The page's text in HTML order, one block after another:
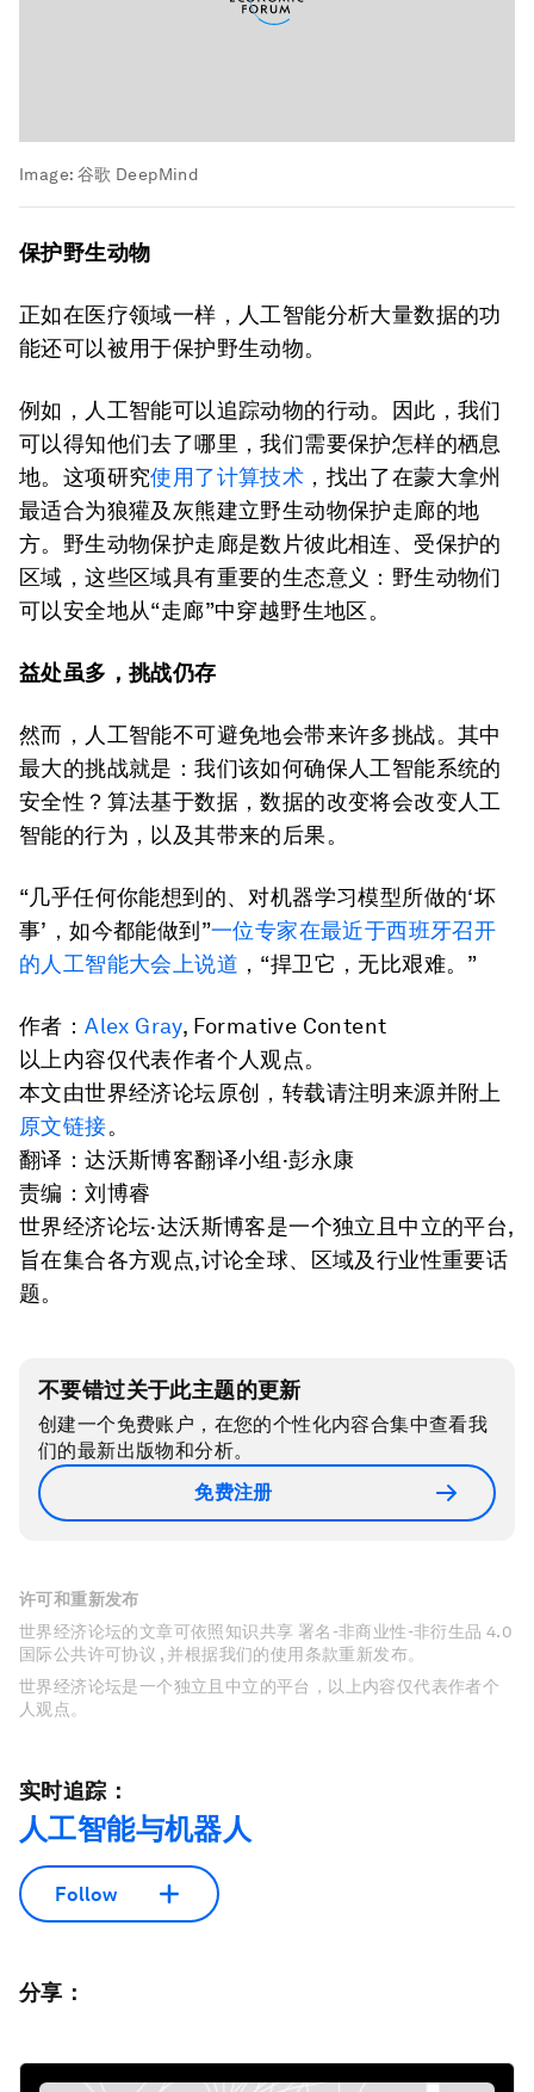
Image: 谷歌 DeepMind
保护野生动物
正如在医疗领域一样，人工智能分析大量数据的功
能还可以被用于保护野生动物。
例如，人工智能可以追踪动物的行动。因此，我们
可以得知他们去了哪里，我们需要保护怎样的栖息
地。这项研究使用了计算技术 ，找出了在蒙大拿州
最适合为狼獾及灰熊建立野生动物保护走廊的地
方。野生动物保护走廊是数片彼此相连、受保护的
区域，这些区域具有重要的生态意义：野生动物们
可以安全地从“走廊”中穿越野生地区。
益处虽多，挑战仍存
然而，人工智能不可避免地会带来许多挑战。其中
最大的挑战就是：我们该如何确保人工智能系统的
安全性？算法基于数据，数据的改变将会改变人工
智能的行为，以及其带来的后果。
“几乎任何你能想到的、对机器学习模型所做的‘坏
事’，如今都能做到”一位专家在最近于西班牙召开
的人工智能大会上说道 ，“捍卫它，无比艰难。”
作者：Alex Gray, Formative Content
以上内容仅代表作者个人观点。
本文由世界经济论坛原创，转载请注明来源并附上
原文链接。
翻译：达沃斯博客翻译小组·彭永康
责编：刘博睿
世界经济论坛·达沃斯博客是一个独立且中立的平台,
旨在集合各方观点,讨论全球、区域及行业性重要话
题。
不要错过关于此主题的更新
创建一个免费账户，在您的个性化内容合集中查看我
们的最新出版物和分析。
免费注册
许可和重新发布
世界经济论坛的文章可依照知识共享 署名-非商业性-非衍生品 4.0
国际公共许可协议 , 并根据我们的使用条款重新发布。
世界经济论坛是一个独立且中立的平台，以上内容仅代表作者个
人观点。
实时追踪：
人工智能与机器人
Follow
分享：